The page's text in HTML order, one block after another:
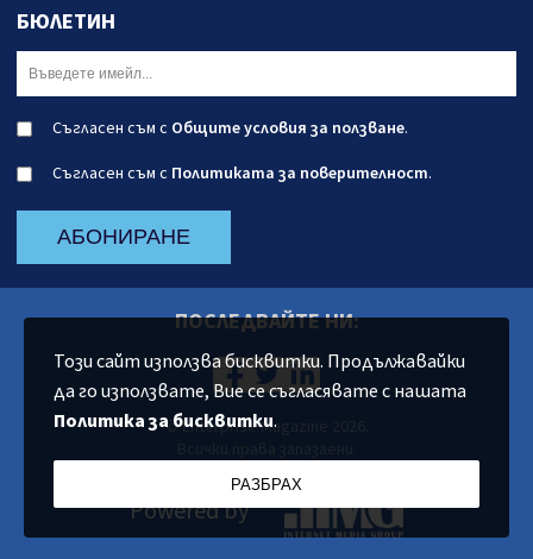
БЮЛЕТИН
Съгласен съм с Общите условия за ползване.
Съгласен съм с Политиката за поверителност.
АБОНИРАНЕ
ПОСЛЕДВАЙТЕ НИ:
© Enterprise Magazine 2026.
Powered by
Този сайт използва бисквитки. Продължавайки
да го използвате, Вие се съгласявате с нашата
Политика за бисквитки.
РАЗБРАХ